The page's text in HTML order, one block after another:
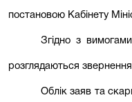
постановою Кабінету
Згідно з
розглядаються
Облік заяв та